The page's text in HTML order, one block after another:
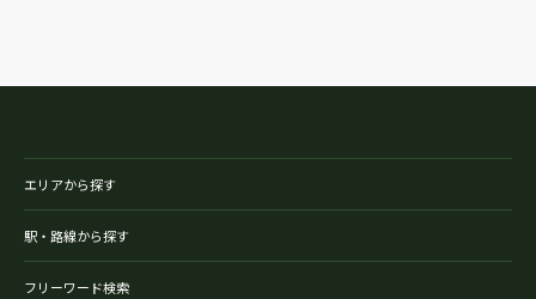
エリアから探す
駅・路線から探す
フリーワード検索